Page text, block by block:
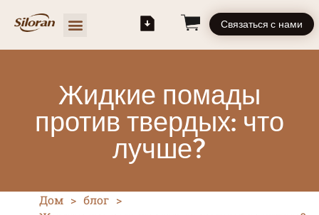
Связаться с нами
Жидкие помады
против твердых: что
лучше?
Дом > блог >